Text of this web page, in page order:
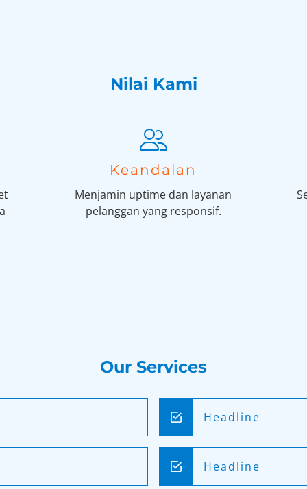
Nilai Kami
Keandalan
Menjamin uptime dan layanan
pelanggan yang responsif.
Our Services
Headline
Headline